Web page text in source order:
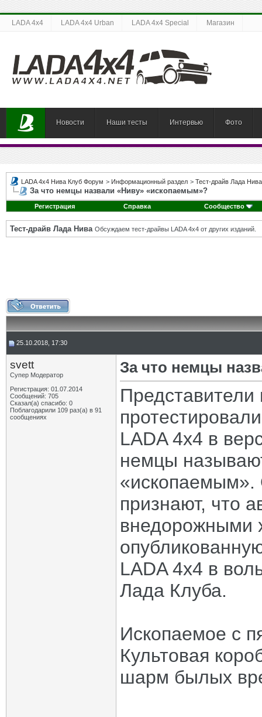
LADA 4x4 LADA 4x4 Urban LADA 4x4 Special Магазин
Новости Наши тесты Интервью Фото
LADA 4x4 Нива Клуб Форум > Информационный раздел > Тест-драйв Лада Нива
За что немцы назвали «Ниву» «ископаемым»?
Регистрация Справка Сообщество
Тест-драйв Лада Нива Обсуждаем тест-драйвы LADA 4x4 от других изданий.
25.10.2018, 17:30
svett
Супер Модератор
Регистрация: 01.07.2014
Сообщений: 705
Сказал(а) спасибо: 0
Поблагодарили 109 раз(а) в 91
сообщениях
За что немцы
Представители
LADA 4х4 в
немцы
«ископаемым».
признают, что
внедорожными
LADA 4х4 в
Лада Клуба.
Ископаемое с
Культовая
шарм былых